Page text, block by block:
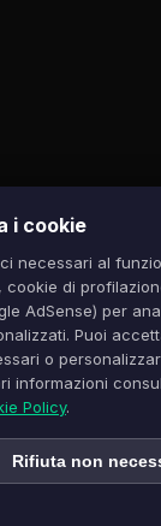
i cookie
necessari al
cookie di
AdSense) per
Puoi
o
informazioni
Policy.
Rifiuta non
su questo sito sono
dell'art. 70 L. 633/
info@spazioitech.it
— Seven Trade
04077740985